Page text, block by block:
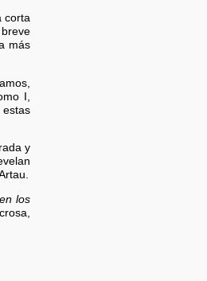
corta
más
I,
y
los